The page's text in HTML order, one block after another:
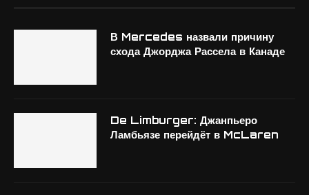
В Mercedes назвали причину
схода Джорджа Рассела в Канаде
De Limburger: Джанпьеро
Ламбьязе перейдёт в McLaren